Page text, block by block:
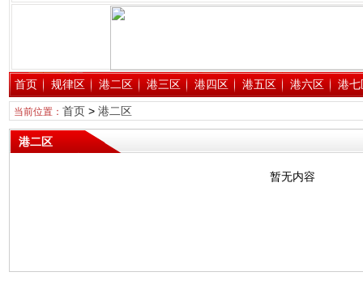
首页 规律区 港二区 港三区 港四区 港五区 港六区 港七
当前位置： 首页> 港二区
港二区
暂无内容